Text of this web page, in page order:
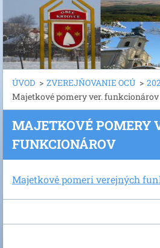
ÚVOD > ZVEREJŇOVANIE OCÚ >
Majetkové pomery ver. funkcionárov
MAJETKOVÉ POMERY
FUNKCIONÁROV
Majetkové pomeri verejných